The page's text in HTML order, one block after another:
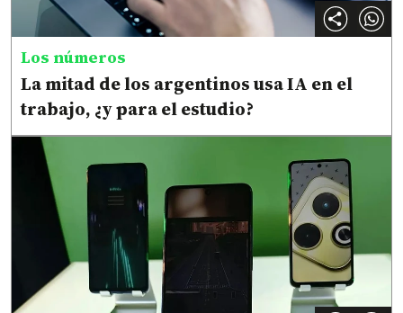
Los números
La mitad de los argentinos usa IA en el
trabajo, ¿y para el estudio?